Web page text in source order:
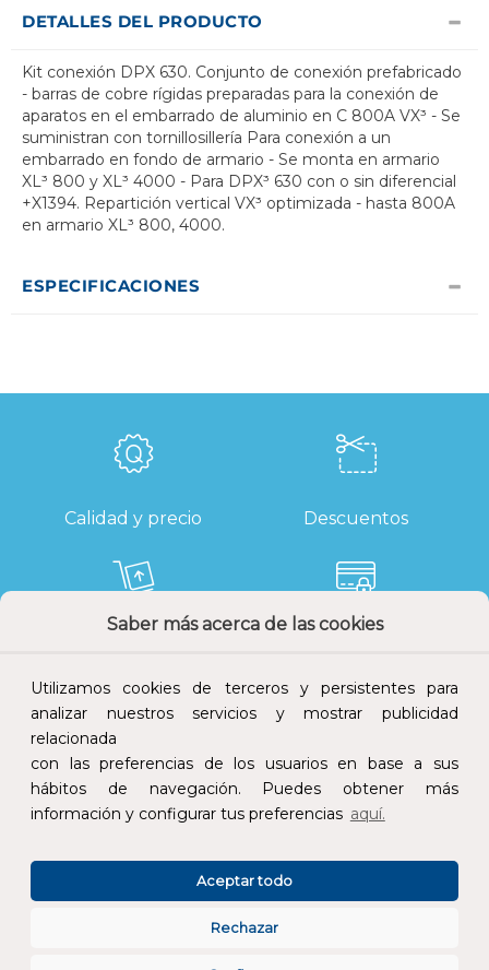
Saber más acerca de las cookies
Utilizamos cookies de terceros y persistentes para
analizar nuestros servicios y mostrar publicidad
relacionada
con las preferencias de los usuarios en base a sus
hábitos de navegación. Puedes obtener más
información y configurar tus preferencias aquí.
Rechazar
Aceptar todo
DETALLES DEL PRODUCTO
Kit conexión DPX 630. Conjunto de conexión prefabricado
- barras de cobre rígidas preparadas para la conexión de
aparatos en el embarrado de aluminio en C 800A VX³ - Se
suministran con tornillosillería Para conexión a un
embarrado en fondo de armario - Se monta en armario
XL³ 800 y XL³ 4000 - Para DPX³ 630 con o sin diferencial
+X1394. Repartición vertical VX³ optimizada - hasta 800A
en armario XL³ 800, 4000.
ESPECIFICACIONES
Calidad y precio Descuentos
Atención al cliente